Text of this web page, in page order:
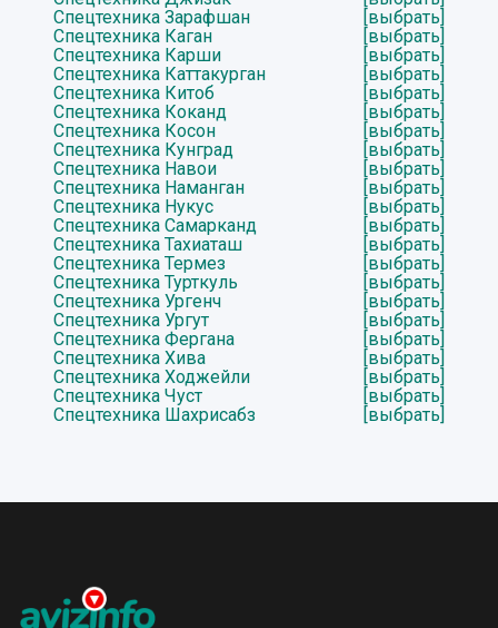
Спецтехника Зарафшан
[выбрать]
Спецтехника Каган
[выбрать]
Спецтехника Карши
[выбрать]
Спецтехника Каттакурган
[выбрать]
Спецтехника Китоб
[выбрать]
Спецтехника Коканд
[выбрать]
Спецтехника Косон
[выбрать]
Спецтехника Кунград
[выбрать]
Спецтехника Навои
[выбрать]
Спецтехника Наманган
[выбрать]
Спецтехника Нукус
[выбрать]
Спецтехника Самарканд
[выбрать]
Спецтехника Тахиаташ
[выбрать]
Спецтехника Термез
[выбрать]
Спецтехника Турткуль
[выбрать]
Спецтехника Ургенч
[выбрать]
Спецтехника Ургут
[выбрать]
Спецтехника Фергана
[выбрать]
Спецтехника Хива
[выбрать]
Спецтехника Ходжейли
[выбрать]
Спецтехника Чуст
[выбрать]
Спецтехника Шахрисабз
[выбрать]